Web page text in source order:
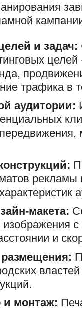
и задач:
трафика в
аудитории:
рекламы
макета:
с
и
и монтаж: